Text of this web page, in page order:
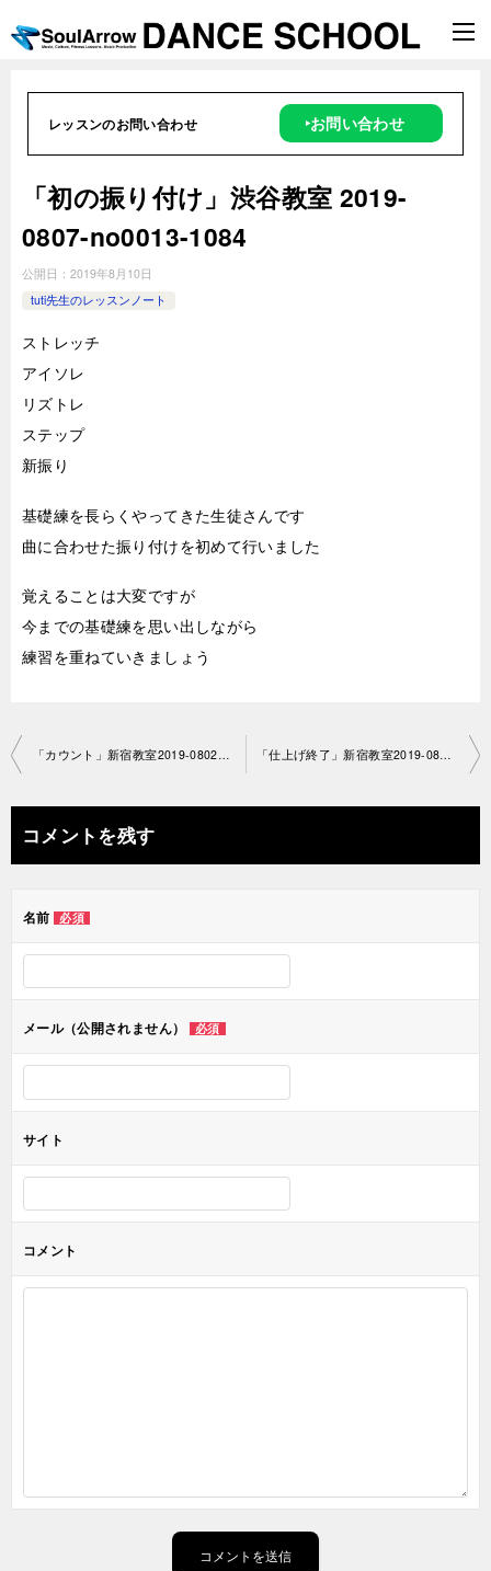
レッスンのお問い合わせ ‣お問い合わせ
「初の振り付け」渋谷教室 2019-
0807-no0013-1084
公開日： 2019年8月10日
tuti先生のレッスンノート
ストレッチ
アイソレ
リズトレ
ステップ
新振り
基礎練を長らくやってきた生徒さんです
曲に合わせた振り付けを初めて行いました
覚えることは大変ですが
今までの基礎練を思い出しながら
練習を重ねていきましょう
投
ナ
ビ
ー
ン
コメントを残す
名前 必須
メール（公開されません） 必須
サイト
コメント